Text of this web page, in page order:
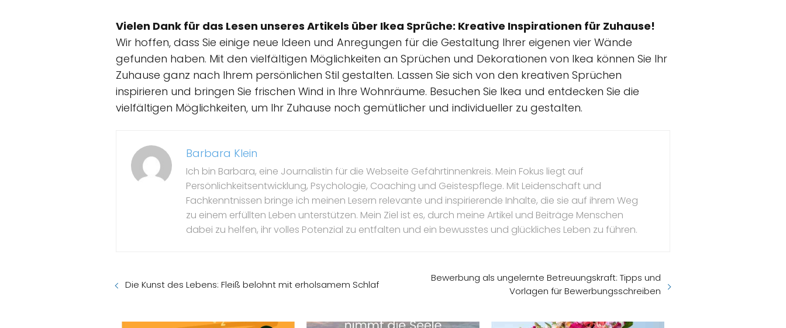
Vielen Dank für das Lesen unseres Artikels über Ikea Sprüche: Kreative Inspirationen für Zuhause!
Wir hoffen, dass Sie einige neue Ideen und Anregungen für die Gestaltung Ihrer eigenen vier Wände
gefunden haben. Mit den vielfältigen Möglichkeiten an Sprüchen und Dekorationen von Ikea können Sie Ihr
Zuhause ganz nach Ihrem persönlichen Stil gestalten. Lassen Sie sich von den kreativen Sprüchen
inspirieren und bringen Sie frischen Wind in Ihre Wohnräume. Besuchen Sie Ikea und entdecken Sie die
vielfältigen Möglichkeiten, um Ihr Zuhause noch gemütlicher und individueller zu gestalten.
Barbara Klein
Ich bin Barbara, eine Journalistin für die Webseite Gefährtinnenkreis. Mein Fokus liegt auf
Persönlichkeitsentwicklung, Psychologie, Coaching und Geistespflege. Mit Leidenschaft und
Fachkenntnissen bringe ich meinen Lesern relevante und inspirierende Inhalte, die sie auf ihrem Weg
zu einem erfüllten Leben unterstützen. Mein Ziel ist es, durch meine Artikel und Beiträge Menschen
dabei zu helfen, ihr volles Potenzial zu entfalten und ein bewusstes und glückliches Leben zu führen.
Die Kunst des Lebens: Fleiß belohnt mit erholsamem Schlaf
Bewerbung als ungelernte Betreuungskraft: Tipps und
Vorlagen für Bewerbungsschreiben